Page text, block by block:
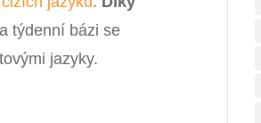
týdenní bázi se
jazyky.